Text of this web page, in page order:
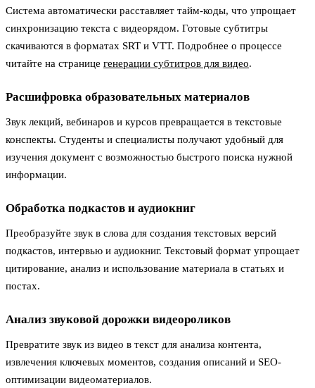
Система автоматически расставляет тайм-коды, что упрощает
синхронизацию текста с видеорядом. Готовые субтитры
скачиваются в форматах SRT и VTT. Подробнее о процессе
читайте на странице генерации субтитров для видео.
Расшифровка образовательных материалов
Звук лекций, вебинаров и курсов превращается в текстовые
конспекты. Студенты и специалисты получают удобный для
изучения документ с возможностью быстрого поиска нужной
информации.
Обработка подкастов и аудиокниг
Преобразуйте звук в слова для создания текстовых версий
подкастов, интервью и аудиокниг. Текстовый формат упрощает
цитирование, анализ и использование материала в статьях и
постах.
Анализ звуковой дорожки видеороликов
Превратите звук из видео в текст для анализа контента,
извлечения ключевых моментов, создания описаний и SEO-
оптимизации видеоматериалов.